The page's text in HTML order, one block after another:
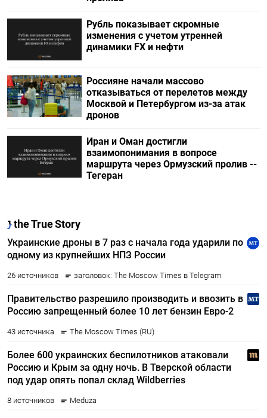
Рубль показывает скромные
изменения с учетом утренней
динамики FX и нефти
Россияне начали массово
отказываться от перелетов между
Москвой и Петербургом из-за атак
дронов
Иран и Оман достигли
взаимопонимания в вопросе
маршрута через Ормузский пролив --
Тегеран